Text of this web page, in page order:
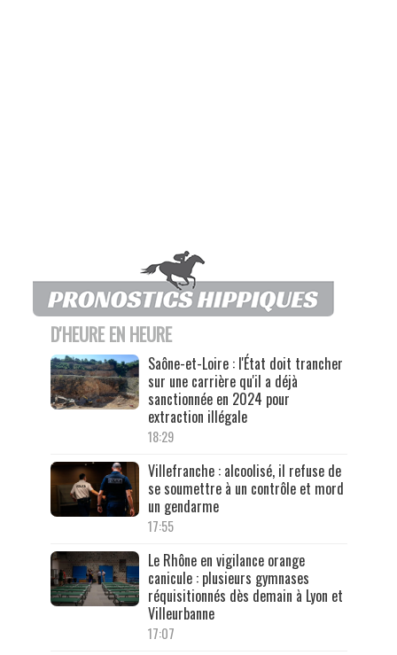
D'HEURE EN HEURE
Saône-et-Loire : l'État doit trancher
sur une carrière qu'il a déjà
sanctionnée en 2024 pour
extraction illégale
18:29
Villefranche : alcoolisé, il refuse de
se soumettre à un contrôle et mord
un gendarme
17:55
Le Rhône en vigilance orange
canicule : plusieurs gymnases
réquisitionnés dès demain à Lyon et
Villeurbanne
17:07